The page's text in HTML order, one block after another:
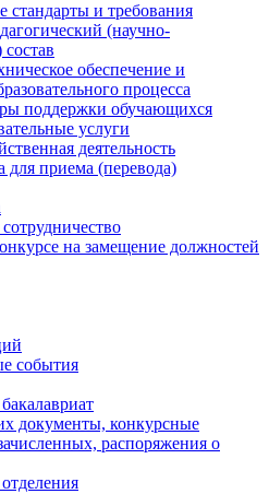
стандарты и требования
(научно-
обеспечение и
процесса
поддержки обучающихся
услуги
деятельность
для приема (перевода)
на замещение должностей
события
документы, конкурсные
распоряжения о